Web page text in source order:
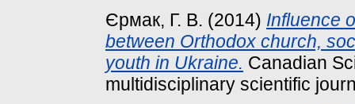
Єрмак, Г. В. (2014) Influence
between Orthodox church,
youth in Ukraine. Canadian
multidisciplinary scientific